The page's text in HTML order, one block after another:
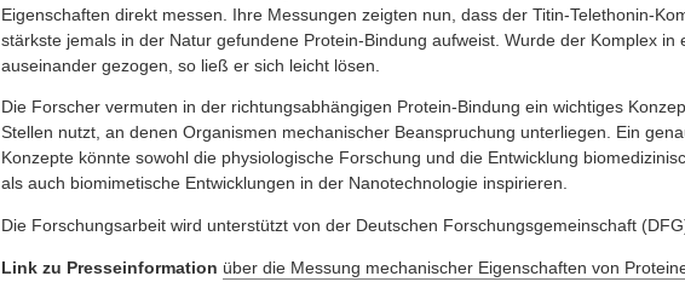
Eigenschaften direkt messen. Ihre Messungen zeigten nun, dass der Titin-Telethonin-
stärkste jemals in der Natur gefundene Protein-Bindung aufweist. Wurde der Komplex in
auseinander gezogen, so ließ er sich leicht lösen.
Die Forscher vermuten in der richtungsabhängigen Protein-Bindung ein wichtiges
Stellen nutzt, an denen Organismen mechanischer Beanspruchung unterliegen. Ein
Konzepte könnte sowohl die physiologische Forschung und die Entwicklung
als auch biomimetische Entwicklungen in der Nanotechnologie inspirieren.
Die Forschungsarbeit wird unterstützt von der Deutschen Forschungsgemeinschaft
Link zu Presseinformation über die Messung mechanischer Eigenschaften von